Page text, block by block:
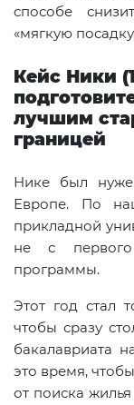
способе
«мягкую
Кейс Ники
лучшим
границей
Нике был
Европе. По
прикладной
не с первого
программы.
Этот год стал
чтобы сразу
бакалавриата
это время,
от поиска